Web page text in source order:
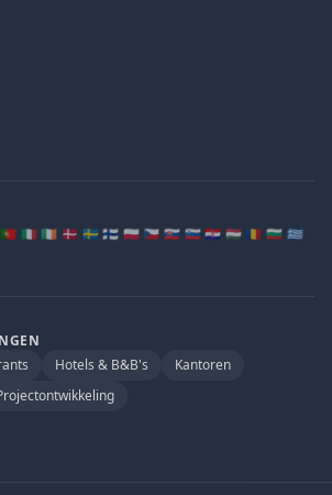
🇮🇹 🇮🇪 🇩🇰 🇸🇪 🇫🇮 🇵🇱 🇨🇿 🇸🇰 🇸🇮 🇭🇷 🇭🇺 🇷🇴 🇧🇬 🇬🇷
Hotels & B&B's
Kantoren